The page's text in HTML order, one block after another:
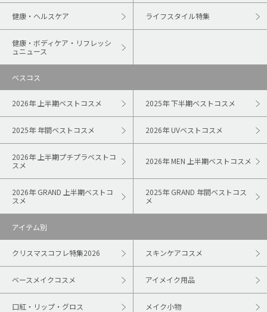
健康・ヘルスケア ライフスタイル特集
健康・ボディケア・リフレッシ
ュニュース
ベスコス
2026年 上半期ベストコスメ 2025年 下半期ベストコスメ
2025年 年間ベストコスメ 2026年 UVベストコスメ
2026年 上半期プチプラベストコ
スメ
2026年 MEN 上半期ベストコスメ
2026年 GRAND 上半期ベストコ
スメ
2025年 GRAND 年間ベストコス
メ
アイテム別
クリスマスコフレ特集2026 スキンケアコスメ
ベースメイクコスメ アイメイク用品
口紅・リップ・グロス メイク小物